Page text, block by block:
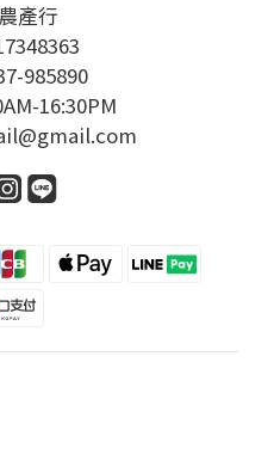
產行
985890
16:30PM